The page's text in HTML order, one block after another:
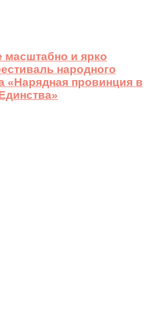
и ярко
народного
«Нарядная провинция в